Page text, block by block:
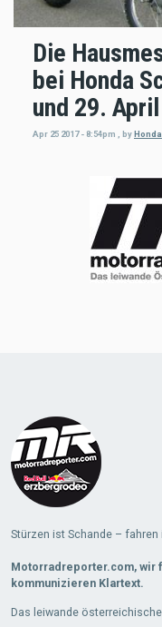
Die
bei Honda
und 29.
Apr 25 2017 - 8:54pm , byHonda
Stürzen ist Schande –
Motorradreporter.com, wir
kommunizieren Klartext.
Das leiwande